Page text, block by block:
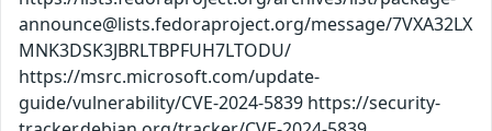
announce@lists.fedoraproject.org/message/7VXA32LX
MNK3DSK3JBRLTBPFUH7LTODU/
https://msrc.microsoft.com/update-
guide/vulnerability/CVE-2024-5839 https://security-